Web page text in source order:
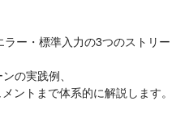
ー・標準入力の3つのストリー
の実践例、
ントまで体系的に解説します。